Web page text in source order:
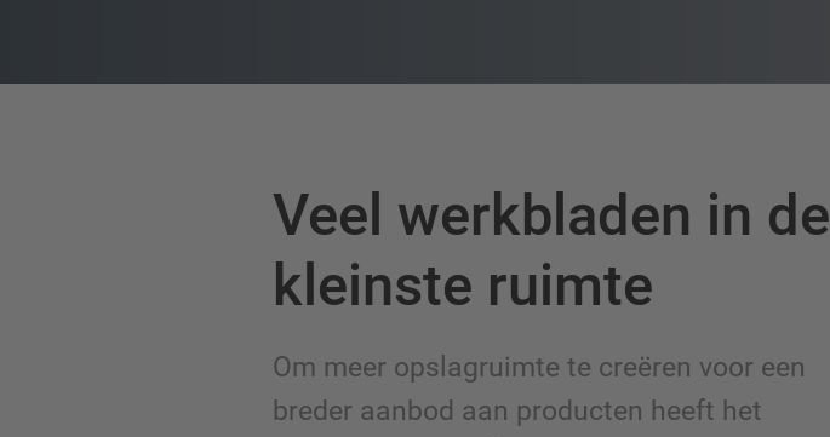
Veel werkbladen in de
kleinste ruimte
Om meer opslagruimte te creëren voor een
breder aanbod aan producten heeft het